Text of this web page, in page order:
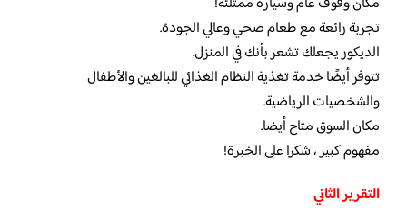
تجربة رائعة مع طعام صحي وعالي الجودة.
الديكور يجعلك تشعر بأنك في المنزل.
تتوفر أيضًا خدمة تغذية النظام الغذائي للبالغين والأطفال
والشخصيات الرياضية.
مكان السوق متاح أيضا.
مفهوم كبير ، شكرا على الخبرة!
التقرير الثاني